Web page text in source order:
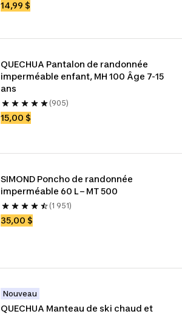
14,99 $
QUECHUA Pantalon de randonnée
imperméable enfant, MH 100 Âge 7-15
ans
(905)
15,00 $
SIMOND Poncho de randonnée
imperméable 60 L – MT 500
(1 951)
35,00 $
Nouveau
QUECHUA Manteau de ski chaud et